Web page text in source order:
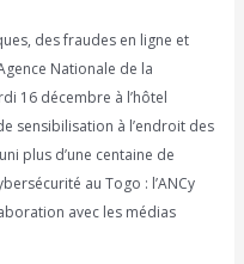
des fraudes en ligne et
Nationale de la
16 décembre à l’hôtel
sensibilisation à l’endroit des
plus d’une centaine de
au Togo : l’ANCy
avec les médias